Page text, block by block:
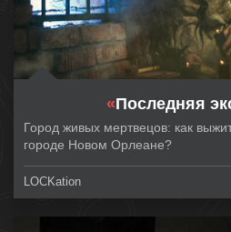
«Последняя
Город живых мертвецов: как
городе Новом Орлеане?
LOCKation